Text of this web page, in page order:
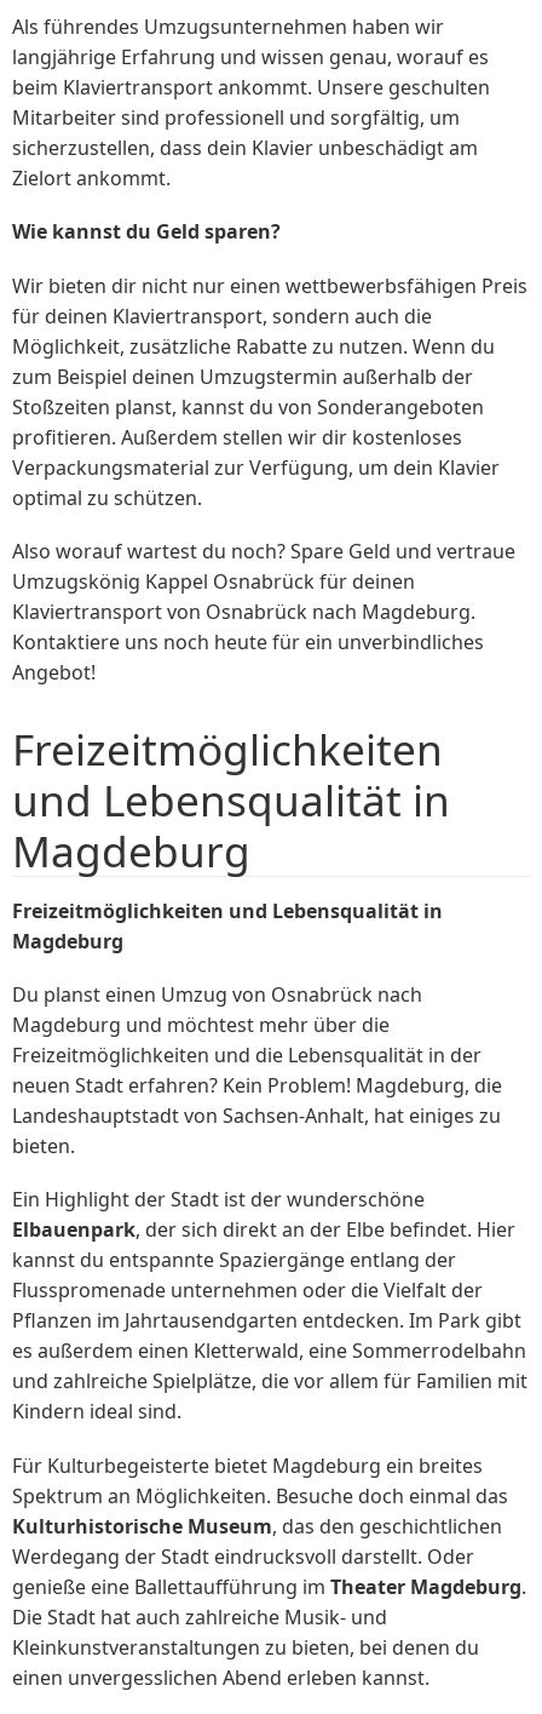
Als führendes Umzugsunternehmen haben wir
langjährige Erfahrung und wissen genau, worauf es
beim Klaviertransport ankommt. Unsere geschulten
Mitarbeiter sind professionell und sorgfältig, um
sicherzustellen, dass dein Klavier unbeschädigt am
Zielort ankommt.
Wie kannst du Geld sparen?
Wir bieten dir nicht nur einen wettbewerbsfähigen Preis
für deinen Klaviertransport, sondern auch die
Möglichkeit, zusätzliche Rabatte zu nutzen. Wenn du
zum Beispiel deinen Umzugstermin außerhalb der
Stoßzeiten planst, kannst du von Sonderangeboten
profitieren. Außerdem stellen wir dir kostenloses
Verpackungsmaterial zur Verfügung, um dein Klavier
optimal zu schützen.
Also worauf wartest du noch? Spare Geld und vertraue
Umzugskönig Kappel Osnabrück für deinen
Klaviertransport von Osnabrück nach Magdeburg.
Kontaktiere uns noch heute für ein unverbindliches
Angebot!
Freizeitmöglichkeiten
und Lebensqualität in
Magdeburg
Freizeitmöglichkeiten und Lebensqualität in
Magdeburg
Du planst einen Umzug von Osnabrück nach
Magdeburg und möchtest mehr über die
Freizeitmöglichkeiten und die Lebensqualität in der
neuen Stadt erfahren? Kein Problem! Magdeburg, die
Landeshauptstadt von Sachsen-Anhalt, hat einiges zu
bieten.
Ein Highlight der Stadt ist der wunderschöne
Elbauenpark, der sich direkt an der Elbe befindet. Hier
kannst du entspannte Spaziergänge entlang der
Flusspromenade unternehmen oder die Vielfalt der
Pflanzen im Jahrtausendgarten entdecken. Im Park gibt
es außerdem einen Kletterwald, eine Sommerrodelbahn
und zahlreiche Spielplätze, die vor allem für Familien mit
Kindern ideal sind.
Für Kulturbegeisterte bietet Magdeburg ein breites
Spektrum an Möglichkeiten. Besuche doch einmal das
Kulturhistorische Museum, das den geschichtlichen
Werdegang der Stadt eindrucksvoll darstellt. Oder
genieße eine Ballettaufführung im Theater Magdeburg.
Die Stadt hat auch zahlreiche Musik- und
Kleinkunstveranstaltungen zu bieten, bei denen du
einen unvergesslichen Abend erleben kannst.